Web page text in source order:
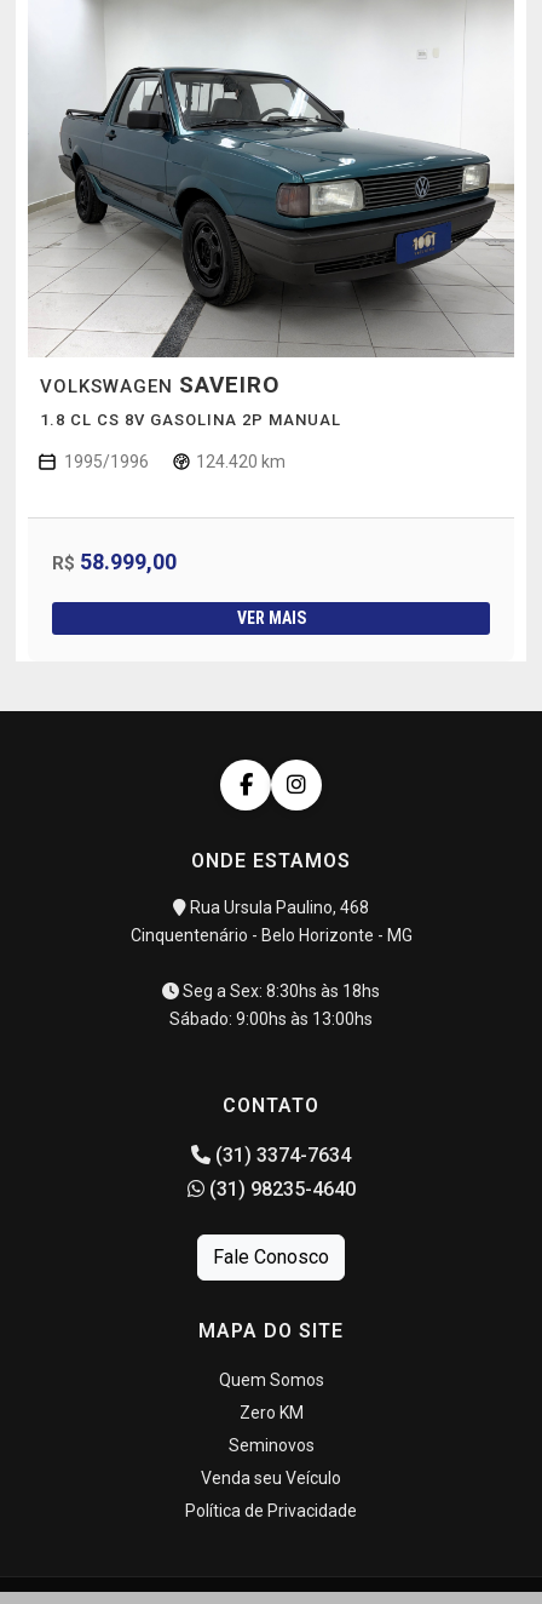
VOLKSWAGEN SAVEIRO
1.8 CL CS 8V GASOLINA 2P MANUAL
1995/1996 124.420 km
R$ 58.999,00
VER MAIS
ONDE ESTAMOS
Rua Ursula Paulino, 468
Cinquentenário - Belo Horizonte - MG
Seg a Sex: 8:30hs às 18hs
Sábado: 9:00hs às 13:00hs
CONTATO
(31) 3374-7634
(31) 98235-4640
Fale Conosco
MAPA DO SITE
Quem Somos
Zero KM
Seminovos
Venda seu Veículo
Política de Privacidade